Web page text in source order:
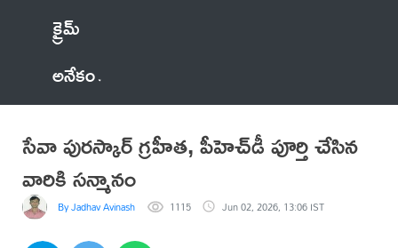
క్రైమ్
అనేకం
సేవా పురస్కార్ గ్రహీత, పీహెచ్‌డీ పూర్తి చేసిన
వారికి సన్మానం
By Jadhav Avinash 1115 Jun 02, 2026, 13:06 IST